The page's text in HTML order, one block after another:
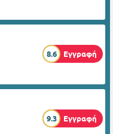
8.6 Εγγραφή
9.3 Εγγραφή